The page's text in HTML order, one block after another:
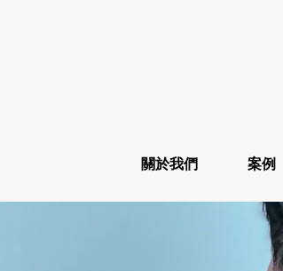
關於我們 案例